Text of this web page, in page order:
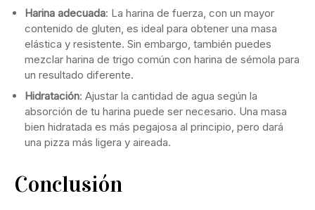
Harina adecuada: La harina de fuerza, con un mayor
contenido de gluten, es ideal para obtener una masa
elástica y resistente. Sin embargo, también puedes
mezclar harina de trigo común con harina de sémola para
un resultado diferente.
Hidratación: Ajustar la cantidad de agua según la
absorción de tu harina puede ser necesario. Una masa
bien hidratada es más pegajosa al principio, pero dará
una pizza más ligera y aireada.
Conclusión